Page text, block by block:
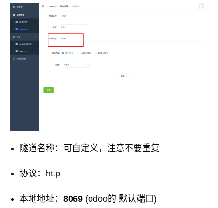
隧道名称：可自定义，注意不要重复
协议：http
本地地址： 8069 (odoo的 默认端口)